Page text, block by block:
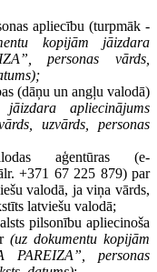
apliecību (turpmāk -
kopijām jāizdara
personas vārds,
(dāņu un angļu valodā)
apliecinājums
uzvārds, personas
aģentūras (e-
+371 67 225 879)par
valodā, ja viņa vārds,
latviešu valodā;
pilsonību apliecinoša
ir(uz dokumentu kopijām
PAREIZA”, personas